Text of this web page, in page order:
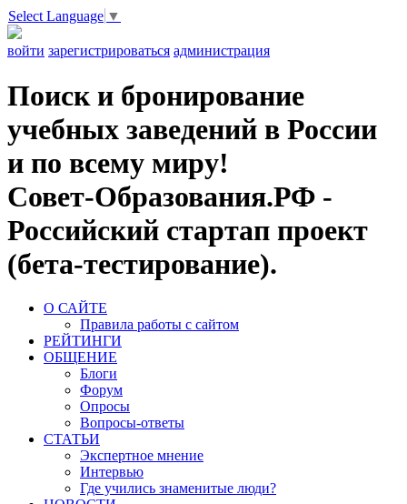
Select Language ▼
войти зарегистрироваться администрация
Поиск и бронирование
учебных заведений в России
и по всему миру!
Совет-Образования.РФ -
Российский стартап проект
(бета-тестирование).
О САЙТЕ
Правила работы с сайтом
РЕЙТИНГИ
ОБЩЕНИЕ
Блоги
Форум
Опросы
Вопросы-ответы
СТАТЬИ
Экспертное мнение
Интервью
Где учились знаменитые люди?